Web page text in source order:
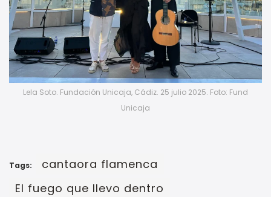
Lela Soto. Fundación Unicaja, Cádiz. 25 julio 2025. Foto: Fund
Unicaja
Tags:
cantaora flamenca
El fuego que llevo dentro